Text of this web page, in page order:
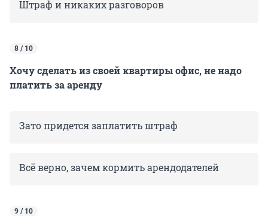
Штраф и никаких разговоров
8 / 10
Хочу сделать из своей квартиры офис, не надо
платить за аренду
Зато придется заплатить штраф
Всё верно, зачем кормить арендодателей
9 / 10